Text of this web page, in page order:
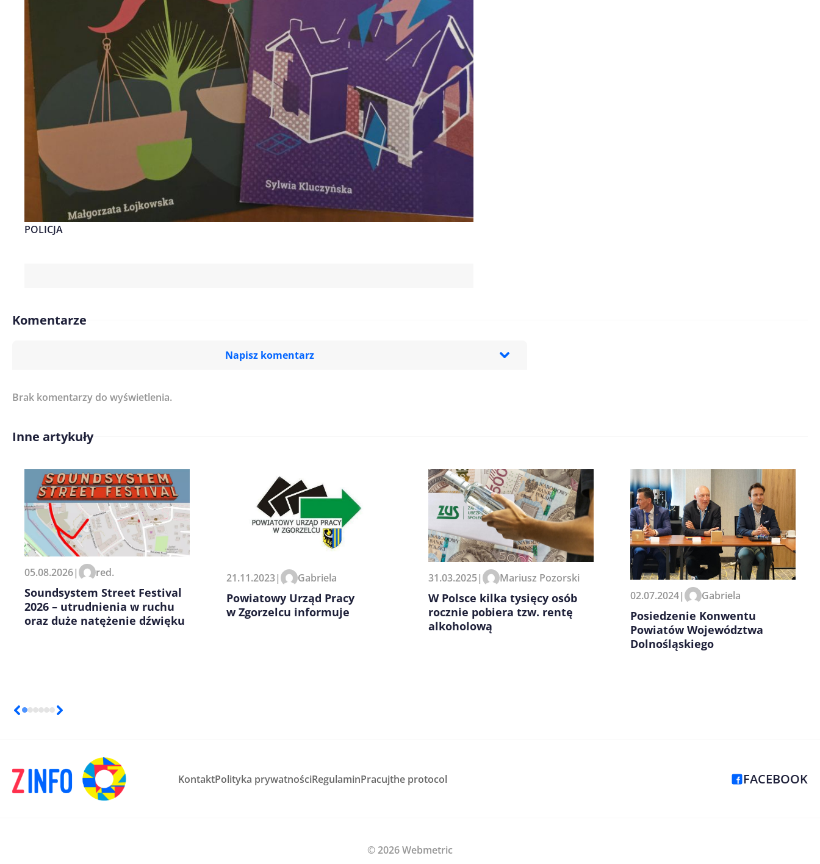
POLICJA
Komentarze
Napisz komentarz
Imię/ Nick*
kolejnych komentarzy.
Brak komentarzy do wyświetlenia.
Inne artykuły
05.08.2026| red.
Soundsystem Street Festival
2026 – utrudnienia w ruchu
oraz duże natężenie dźwięku
21.11.2023| Gabriela
Powiatowy Urząd Pracy
w Zgorzelcu informuje
31.03.2025| Mariusz Pozorski
W Polsce kilka tysięcy osób
rocznie pobiera tzw. rentę
alkoholową
02.07.2024| Gabriela
Posiedzenie Konwentu
Powiatów Województwa
Dolnośląskiego
KontaktPolityka prywatnościRegulaminPracujthe protocol FACEBOOK
© 2026 Webmetric